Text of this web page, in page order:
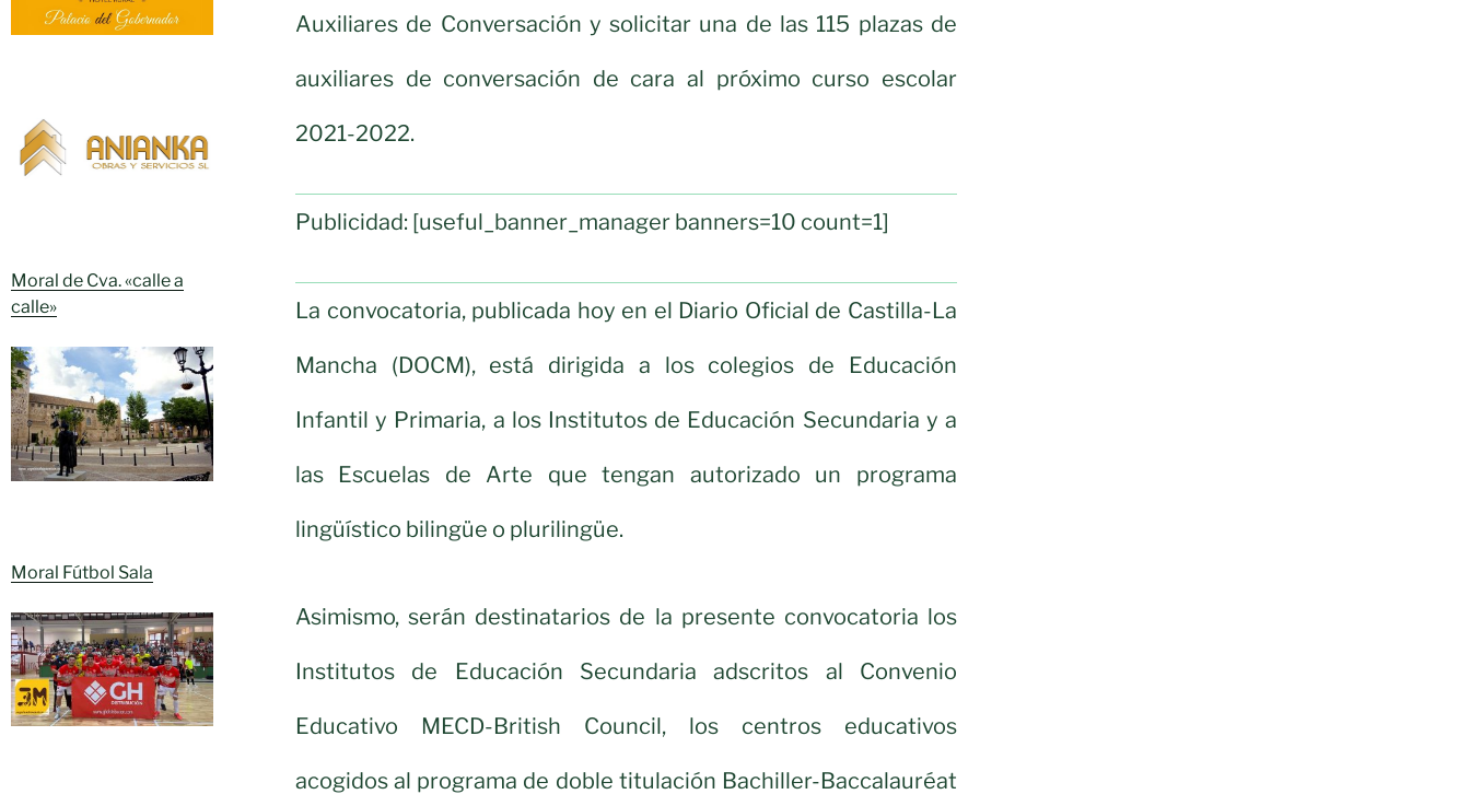
Moral de Cva. «calle a
calle»
Moral Fútbol Sala
Auxiliares de Conversación y solicitar una de las 115 plazas de
auxiliares de conversación de cara al próximo curso escolar
2021-2022.
Publicidad: [useful_banner_manager banners=10 count=1]
La convocatoria, publicada hoy en el Diario Oficial de Castilla-La
Mancha (DOCM), está dirigida a los colegios de Educación
Infantil y Primaria, a los Institutos de Educación Secundaria y a
las Escuelas de Arte que tengan autorizado un programa
lingüístico bilingüe o plurilingüe.
Asimismo, serán destinatarios de la presente convocatoria los
Institutos de Educación Secundaria adscritos al Convenio
Educativo MECD-British Council, los centros educativos
acogidos al programa de doble titulación Bachiller-Baccalauréat